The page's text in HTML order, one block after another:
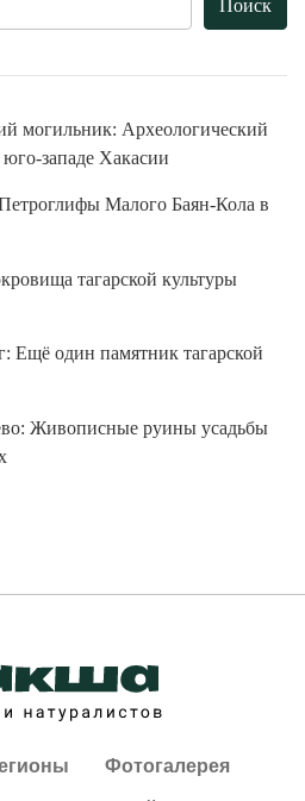
могильник: Археологический
западе Хакасии
Малого Баян-Кола в
тагарской культуры
Ещё один памятник тагарской
Живописные руины усадьбы
Фотогалерея